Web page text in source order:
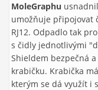
MoleGraphu
umožňuje připojovat
RJ12. Odpadlo tak
s čidly jednotlivými
Shieldem bezpečná
krabičku. Krabička
kterým se dá využít i